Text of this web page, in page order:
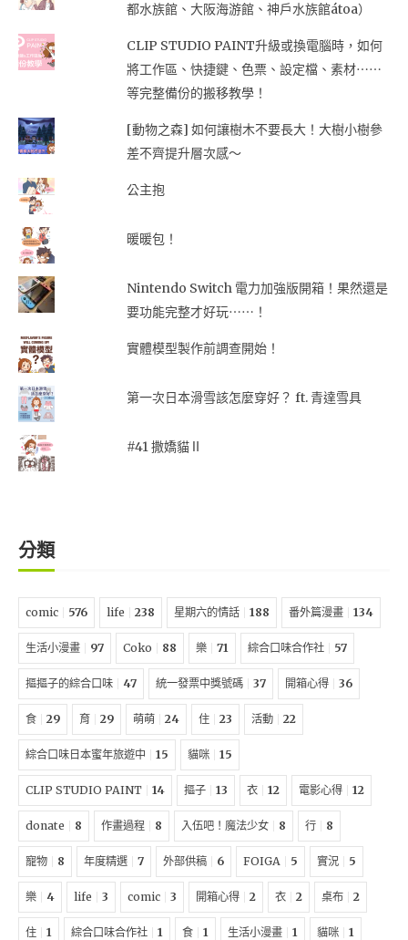
都水族館、大阪海游館、神戶水族館átoa）
CLIP STUDIO PAINT升級或換電腦時，如何
將工作區、快捷鍵、色票、設定檔、素材⋯⋯
等完整備份的搬移教學！
[動物之森] 如何讓樹木不要長大！大樹小樹參
差不齊提升層次感～
公主抱
暖暖包！
Nintendo Switch 電力加強版開箱！果然還是
要功能完整才好玩⋯⋯！
實體模型製作前調查開始！
第一次日本滑雪該怎麼穿好？ ft. 青達雪具
#41 撒嬌貓Ⅱ
分類
comic 576 life 238 星期六的情話 188 番外篇漫畫 134
生活小漫畫 97 Coko 88 樂 71 綜合口味合作社 57
摳摳子的綜合口味 47 統一發票中獎號碼 37 開箱心得 36
食 29 育 29 萌萌 24 住 23 活動 22
綜合口味日本蜜年旅遊中 15 貓咪 15
CLIP STUDIO PAINT 14 摳子 13 衣 12 電影心得 12
donate 8 作畫過程 8 入伍吧！魔法少女 8 行 8
寵物 8 年度精選 7 外部供稿 6 FOIGA 5 實況 5
樂 4 life 3 comic 3 開箱心得 2 衣 2 桌布 2
住 1 綜合口味合作社 1 食 1 生活小漫畫 1 貓咪 1